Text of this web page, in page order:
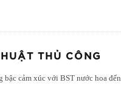
THỦ CÔNG
cảm xúc với BST nước hoa đến